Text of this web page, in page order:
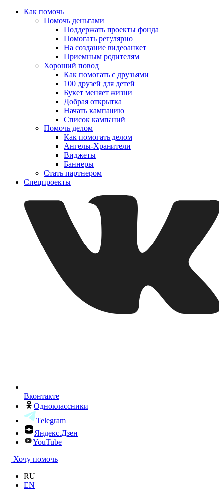
Как помочь
Помочь деньгами
Поддержать проекты фонда
Помогать регулярно
На создание видеоанкет
Приемным родителям
Хороший повод
Как помогать с друзьями
100 друзей для детей
Букет меняет жизни
Добрая открытка
Начать кампанию
Список кампаний
Помочь делом
Как помогать делом
Ангелы-Хранители
Виджеты
Баннеры
Стать партнером
Спецпроекты
Вконтакте
Одноклассники
Telegram
Яндекс.Дзен
YouTube
Хочу помочь
RU
EN